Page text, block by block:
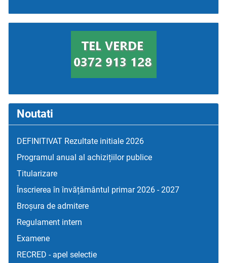
Noutati
DEFINITIVAT Rezultate initiale 2026
Programul anual al achizițiilor publice
Titularizare
Înscrierea în învățământul primar 2026 - 2027
Broșura de admitere
Regulament intern
Examene
RECRED - apel selectie